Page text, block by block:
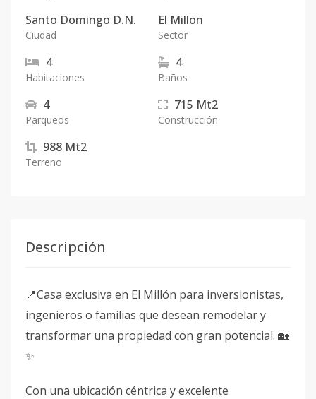
Santo Domingo D.N.
Ciudad
El Millon
Sector
4
Habitaciones
4
Baños
4
Parqueos
715 Mt2
Construcción
988 Mt2
Terreno
Descripción
📍Casa exclusiva en El Millón para inversionistas,
ingenieros o familias que desean remodelar y
transformar una propiedad con gran potencial. 🏡
✨
Con una ubicación céntrica y excelente